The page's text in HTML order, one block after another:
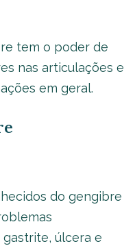
tem o poder de
nas articulações e
em geral.
do gengibre
úlcera e